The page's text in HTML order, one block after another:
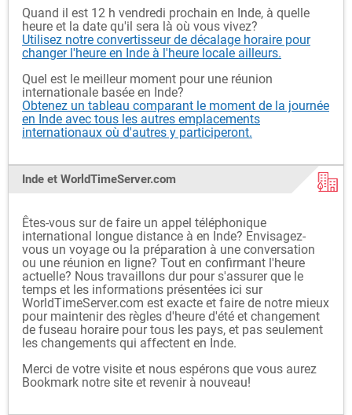
Quand il est 12 h vendredi prochain en Inde, à quelle
heure et la date qu'il sera là où vous vivez?
Utilisez notre convertisseur de décalage horaire pour
changer l'heure en Inde à l'heure locale ailleurs.
Quel est le meilleur moment pour une réunion
internationale basée en Inde?
Obtenez un tableau comparant le moment de la journée
en Inde avec tous les autres emplacements
internationaux où d'autres y participeront.
Inde et WorldTimeServer.com
Êtes-vous sur de faire un appel téléphonique
international longue distance à en Inde? Envisagez-
vous un voyage ou la préparation à une conversation
ou une réunion en ligne? Tout en confirmant l'heure
actuelle? Nous travaillons dur pour s'assurer que le
temps et les informations présentées ici sur
WorldTimeServer.com est exacte et faire de notre mieux
pour maintenir des règles d'heure d'été et changement
de fuseau horaire pour tous les pays, et pas seulement
les changements qui affectent en Inde.
Merci de votre visite et nous espérons que vous aurez
Bookmark notre site et revenir à nouveau!